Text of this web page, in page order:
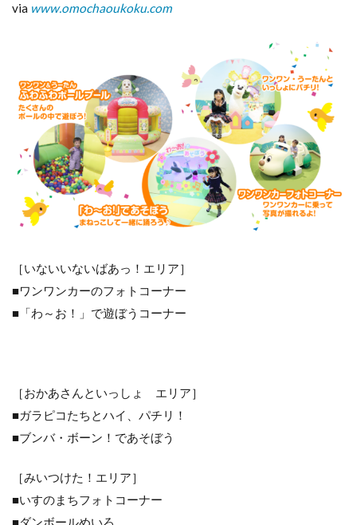
via www.omochaoukoku.com
［いないいないばあっ！エリア］
■ワンワンカーのフォトコーナー
■「わ～お！」で遊ぼうコーナー
［おかあさんといっしょ エリア］
■ガラピコたちとハイ、パチリ！
■ブンバ・ボーン！であそぼう
［みいつけた！エリア］
■いすのまちフォトコーナー